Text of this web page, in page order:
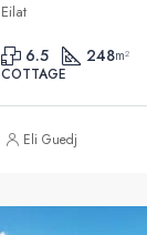
Eilat
6.5 248m²
COTTAGE
Eli Guedj